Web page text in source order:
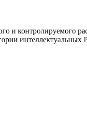
и контролируемого
интеллектуальных